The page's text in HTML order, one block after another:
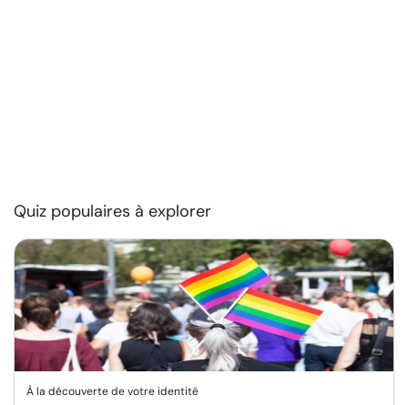
Quiz populaires à explorer
À la découverte de votre identité